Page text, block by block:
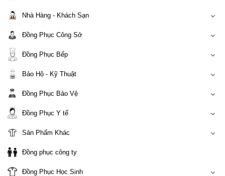
Nhà Hàng - Khách Sạn
Đồng Phục Công Sở
Đồng Phục Bếp
Bảo Hộ - Kỹ Thuật
Đồng Phục Bảo Vệ
Đồng Phục Y tế
Sản Phẩm Khác
Đồng phục công ty
Đồng Phục Học Sinh